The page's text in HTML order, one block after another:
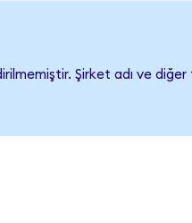
Şirket adı ve